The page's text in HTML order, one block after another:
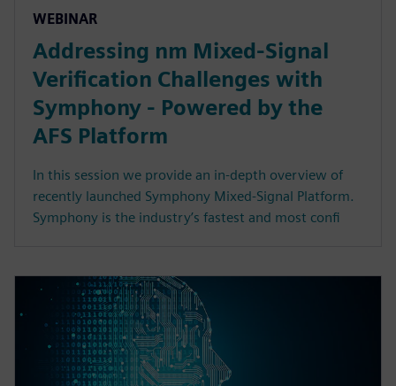
WEBINAR
Addressing nm Mixed-Signal
Verification Challenges with
Symphony - Powered by the
AFS Platform
In this session we provide an in-depth overview of
recently launched Symphony Mixed-Signal Platform.
Symphony is the industry’s fastest and most confi